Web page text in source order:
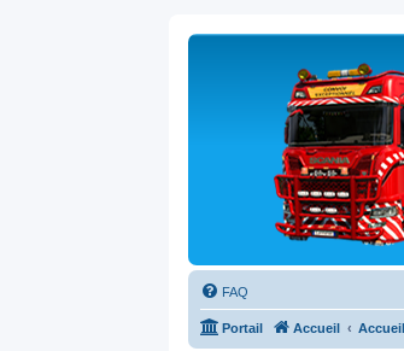
FAQ
Portail Accueil